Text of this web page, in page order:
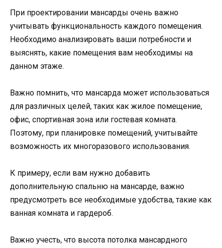
При проектировании мансарды очень важно
учитывать функциональность каждого помещения.
Необходимо анализировать ваши потребности и
выяснять, какие помещения вам необходимы на
данном этаже.
Важно помнить, что мансарда может использоваться
для различных целей, таких как жилое помещение,
офис, спортивная зона или гостевая комната.
Поэтому, при планировке помещений, учитывайте
возможность их многоразового использования.
К примеру, если вам нужно добавить
дополнительную спальню на мансарде, важно
предусмотреть все необходимые удобства, такие как
ванная комната и гардероб.
Важно учесть, что высота потолка мансардного